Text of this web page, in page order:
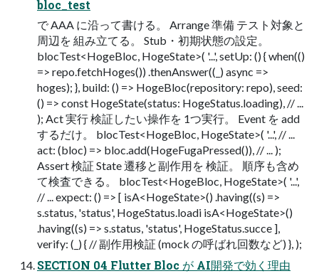
bloc_test
で AAA に沿って書ける。 Arrange 準備 テスト対象と
周辺を 組み立てる。 Stub・初期状態の設定。
blocTest<HogeBloc, HogeState>( '...', setUp: () { when(()
=> repo.fetchHoges()) .thenAnswer((_) async =>
hoges); }, build: () => HogeBloc(repository: repo), seed:
() => const HogeState(status: HogeStatus.loading), // ...
); Act 実行 検証したい操作を 1つ実行。 Event を add
するだけ。 blocTest<HogeBloc, HogeState>( '...', // ...
act: (bloc) => bloc.add(HogeFugaPressed()), // ... );
Assert 検証 State 遷移と副作用を 検証。 順序も含め
て検査できる。 blocTest<HogeBloc, HogeState>( '...',
// ... expect: () => [ isA<HogeState>() .having((s) =>
s.status, 'status', HogeStatus.loadi isA<HogeState>()
.having((s) => s.status, 'status', HogeStatus.succe ],
verify: (_) { // 副作用検証 (mock の呼ばれ回数など) }, );
SECTION 04 Flutter Bloc が AI開発で効く理由